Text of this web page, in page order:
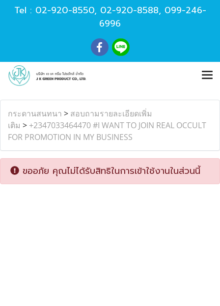
Tel : 02-920-8550, 02-920-8588, 099-246-
6996
กระดานสนทนา > สอบถามรายละเอียดเพิ่ม
เติม > +2347033464470 #I WANT TO JOIN REAL OCCULT
FOR PROMOTION IN MY BUSINESS
ขออภัย คุณไม่ได้รับสิทธิในการเข้าใช้งานในส่วนนี้